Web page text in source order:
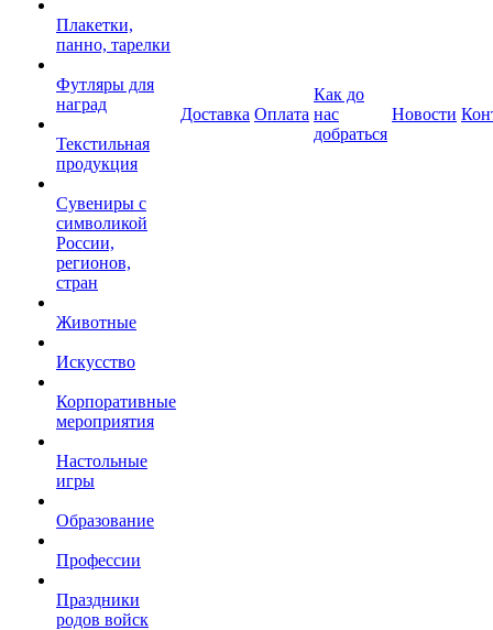
Плакетки,
панно, тарелки
Футляры для
наград
Текстильная
продукция
Сувениры с
символикой
России,
регионов,
стран
Животные
Искусство
Корпоративные
мероприятия
Настольные
игры
Образование
Профессии
Праздники
родов войск
Доставка Оплата
Как до
нас
добраться
Новости